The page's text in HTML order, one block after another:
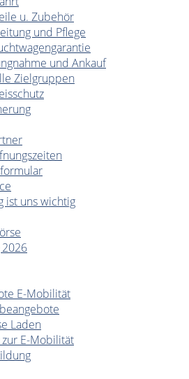
u. Zubehör
und Pflege
und Ankauf
Zielgruppen
ist uns wichtig
E-Mobilität
Laden
zur E-Mobilität